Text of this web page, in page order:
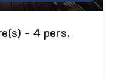
- 4 pers.